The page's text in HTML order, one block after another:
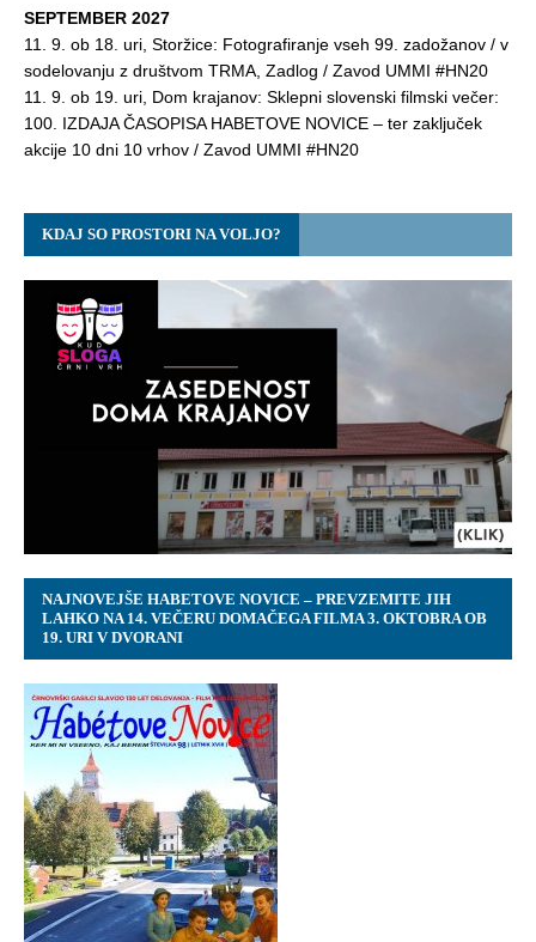
SEPTEMBER 2027
11. 9. ob 18. uri, Storžice: Fotografiranje vseh 99. zadožanov / v
sodelovanju z društvom TRMA, Zadlog / Zavod UMMI #HN20
11. 9. ob 19. uri, Dom krajanov: Sklepni slovenski filmski večer:
100. IZDAJA ČASOPISA HABETOVE NOVICE – ter zaključek
akcije 10 dni 10 vrhov / Zavod UMMI #HN20
KDAJ SO PROSTORI NA VOLJO?
NAJNOVEJŠE HABETOVE NOVICE – PREVZEMITE JIH
LAHKO NA 14. VEČERU DOMAČEGA FILMA 3. OKTOBRA OB
19. URI V DVORANI